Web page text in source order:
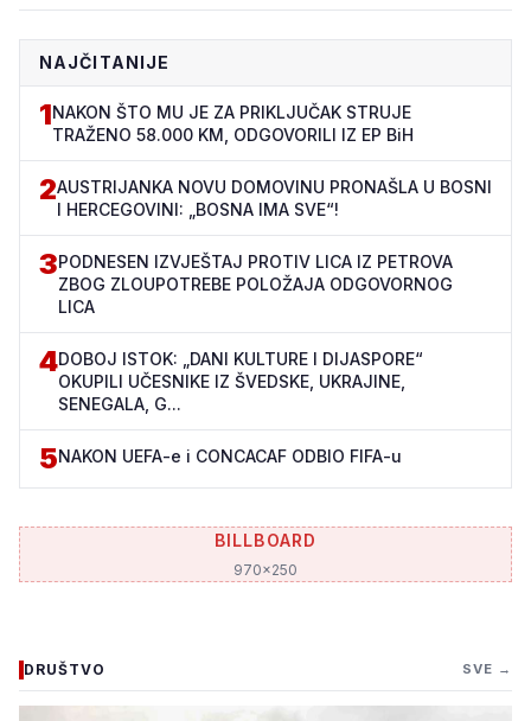
NAJČITANIJE
1NAKON ŠTO MU JE ZA PRIKLJUČAK STRUJE
TRAŽENO 58.000 KM, ODGOVORILI IZ EP BiH
2AUSTRIJANKA NOVU DOMOVINU PRONAŠLA U BOSNI
I HERCEGOVINI: „BOSNA IMA SVE“!
3PODNESEN IZVJEŠTAJ PROTIV LICA IZ PETROVA
ZBOG ZLOUPOTREBE POLOŽAJA ODGOVORNOG
LICA
4DOBOJ ISTOK: „DANI KULTURE I DIJASPORE“
OKUPILI UČESNIKE IZ ŠVEDSKE, UKRAJINE,
SENEGALA, G...
5NAKON UEFA-e i CONCACAF ODBIO FIFA-u
BILLBOARD
970x250
DRUŠTVO SVE →